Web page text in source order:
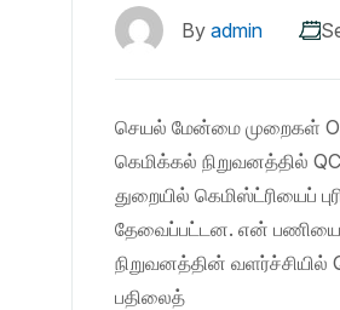
By admin
செயல் மேன்மை முறைகள்
கெமிக்கல் நிறுவனத்தில்
துறையில் கெமிஸ்ட்ரியைப்
தேவைப்பட்டன. என் பணியை
நிறுவனத்தின் வளர்ச்சியில்
பதிலைத்